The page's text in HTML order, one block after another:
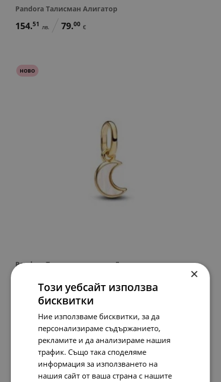
Pandora Талисман Алигатор
154.51 лв. 79.00 €
НОВО
Pandora Талисман висулка До луната
лв. €
×
Този уебсайт използва
бисквитки
Ние използваме бисквитки, за да
персонализираме съдържанието,
рекламите и да анализираме нашия
трафик. Също така споделяме
информация за използването на
нашия сайт от ваша страна с нашите